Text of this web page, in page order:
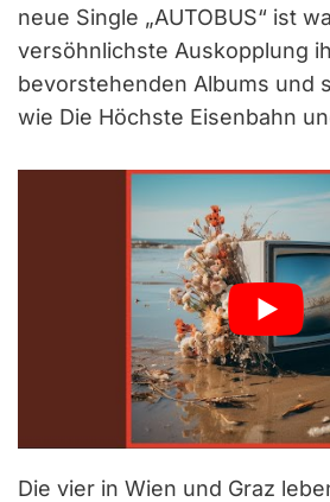
neue Single „AUTOBUS“ ist
versöhnlichste Auskopplung
bevorstehenden Albums und
wie Die Höchste Eisenbahn
Die vier in Wien und Graz